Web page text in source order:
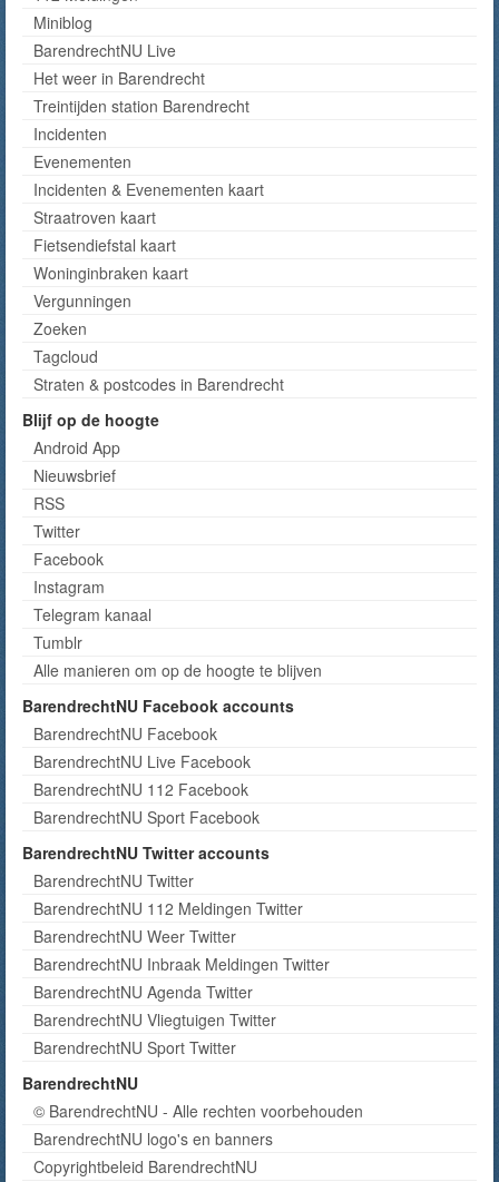
Miniblog
BarendrechtNU Live
Het weer in Barendrecht
Treintijden station Barendrecht
Incidenten
Evenementen
Incidenten & Evenementen kaart
Straatroven kaart
Fietsendiefstal kaart
Woninginbraken kaart
Vergunningen
Zoeken
Tagcloud
Straten & postcodes in Barendrecht
Blijf op de hoogte
Android App
Nieuwsbrief
RSS
Twitter
Facebook
Instagram
Telegram kanaal
Tumblr
Alle manieren om op de hoogte te blijven
BarendrechtNU Facebook accounts
BarendrechtNU Facebook
BarendrechtNU Live Facebook
BarendrechtNU 112 Facebook
BarendrechtNU Sport Facebook
BarendrechtNU Twitter accounts
BarendrechtNU Twitter
BarendrechtNU 112 Meldingen Twitter
BarendrechtNU Weer Twitter
BarendrechtNU Inbraak Meldingen Twitter
BarendrechtNU Agenda Twitter
BarendrechtNU Vliegtuigen Twitter
BarendrechtNU Sport Twitter
BarendrechtNU
© BarendrechtNU - Alle rechten voorbehouden
BarendrechtNU logo's en banners
Copyrightbeleid BarendrechtNU